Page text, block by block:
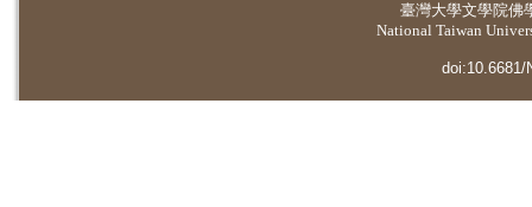
臺灣大學文學院佛
National Taiwan
doi:10.6681/